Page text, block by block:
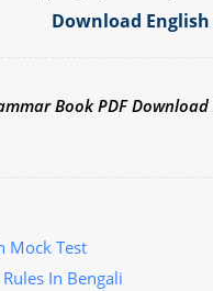
Download
Book PDF Download
Mock Test
In Bengali